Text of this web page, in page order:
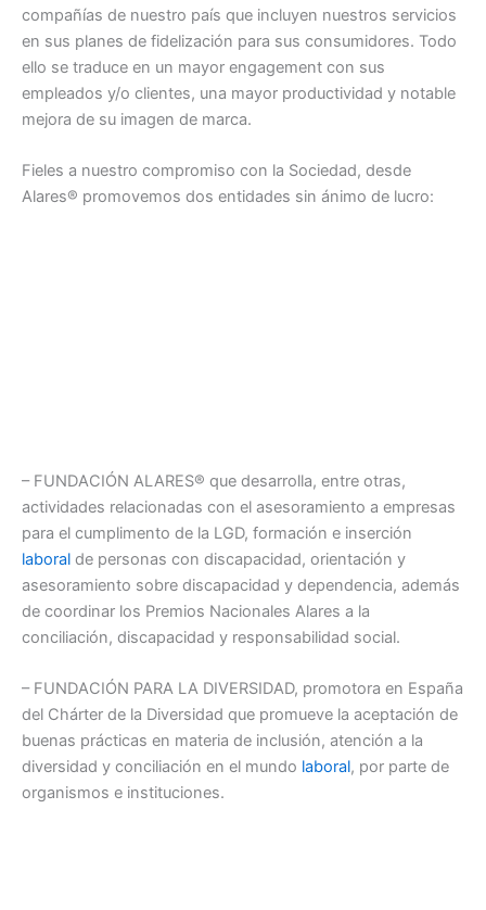
compañías de nuestro país que incluyen nuestros servicios
en sus planes de fidelización para sus consumidores. Todo
ello se traduce en un mayor engagement con sus
empleados y/o clientes, una mayor productividad y notable
mejora de su imagen de marca.
Fieles a nuestro compromiso con la Sociedad, desde
Alares® promovemos dos entidades sin ánimo de lucro:
– FUNDACIÓN ALARES® que desarrolla, entre otras,
actividades relacionadas con el asesoramiento a empresas
para el cumplimento de la LGD, formación e inserción
laboral de personas con discapacidad, orientación y
asesoramiento sobre discapacidad y dependencia, además
de coordinar los Premios Nacionales Alares a la
conciliación, discapacidad y responsabilidad social.
– FUNDACIÓN PARA LA DIVERSIDAD, promotora en España
del Chárter de la Diversidad que promueve la aceptación de
buenas prácticas en materia de inclusión, atención a la
diversidad y conciliación en el mundo laboral, por parte de
organismos e instituciones.